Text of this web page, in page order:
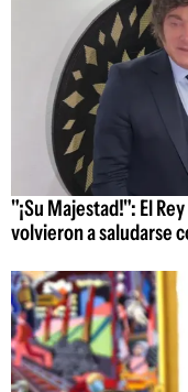
"¡Su Majestad!": El
volvieron a saludarse